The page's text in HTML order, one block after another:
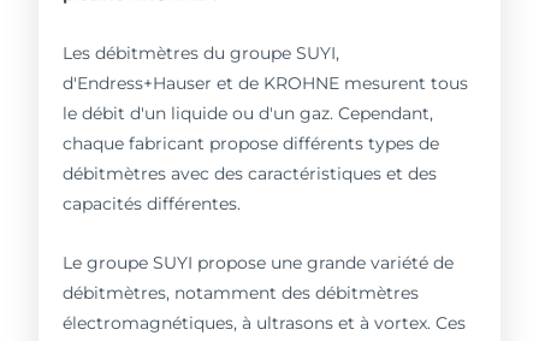
Les débitmètres du groupe SUYI,
d'Endress+Hauser et de KROHNE mesurent tous
le débit d'un liquide ou d'un gaz. Cependant,
chaque fabricant propose différents types de
débitmètres avec des caractéristiques et des
capacités différentes.
Le groupe SUYI propose une grande variété de
débitmètres, notamment des débitmètres
électromagnétiques, à ultrasons et à vortex. Ces